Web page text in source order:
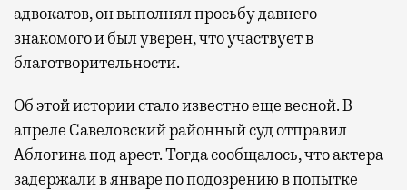
адвокатов, он выполнял просьбу давнего
знакомого и был уверен, что участвует в
благотворительности.
Об этой истории стало известно еще весной. В
апреле Савеловский районный суд отправил
Аблогина под арест. Тогда сообщалось, что актера
задержали в январе по подозрению в попытке